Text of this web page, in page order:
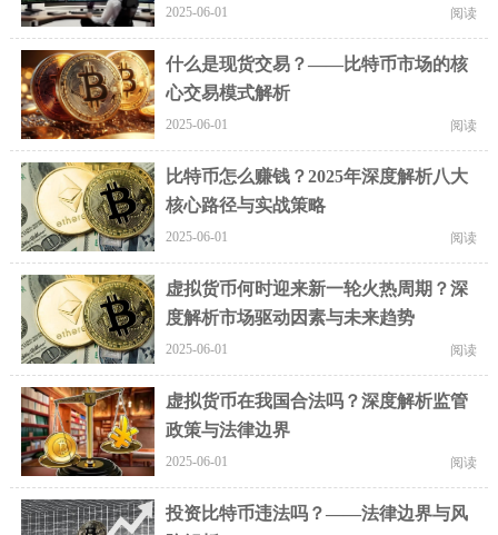
2025-06-01 阅读
什么是现货交易？——比特币市场的核
心交易模式解析
2025-06-01 阅读
比特币怎么赚钱？2025年深度解析八大
核心路径与实战策略
2025-06-01 阅读
虚拟货币何时迎来新一轮火热周期？深
度解析市场驱动因素与未来趋势
2025-06-01 阅读
虚拟货币在我国合法吗？深度解析监管
政策与法律边界
2025-06-01 阅读
投资比特币违法吗？——法律边界与风